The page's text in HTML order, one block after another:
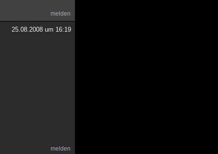
melden
25.08.2008 um 16:19
melden